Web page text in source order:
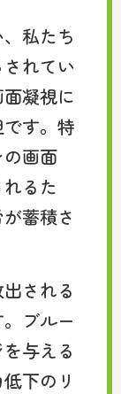
私たち
れてい
凝視に
す。特
画面
るた
蓄積さ
される
ブルー
与える
下のリ